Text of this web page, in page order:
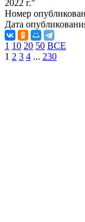
2022 г."
Номер
Дата
1 10 20 50 ВСЕ
1 2 3 4 ... 230